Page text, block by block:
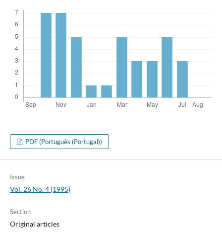
PDF (Português (Portugal))
Issue
Vol. 26 No. 4 (1995)
Section
Original articles